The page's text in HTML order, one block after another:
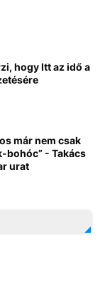
hogy Itt az idő a
már nem csak
bohóc” - Takács
urat